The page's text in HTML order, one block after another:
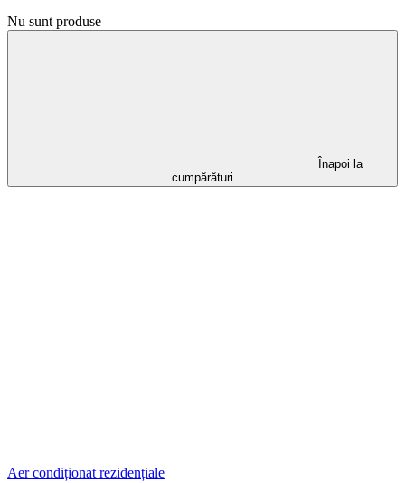
Nu sunt produse
Înapoi la
cumpărături
Aer condiționat rezidențiale